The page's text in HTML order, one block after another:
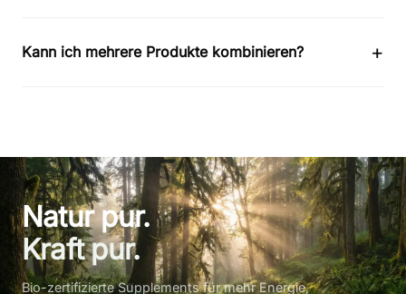
Kann ich mehrere Produkte kombinieren? +
Natur pur.
Kraft pur.
Bio-zertifizierte Supplements für mehr Energie,